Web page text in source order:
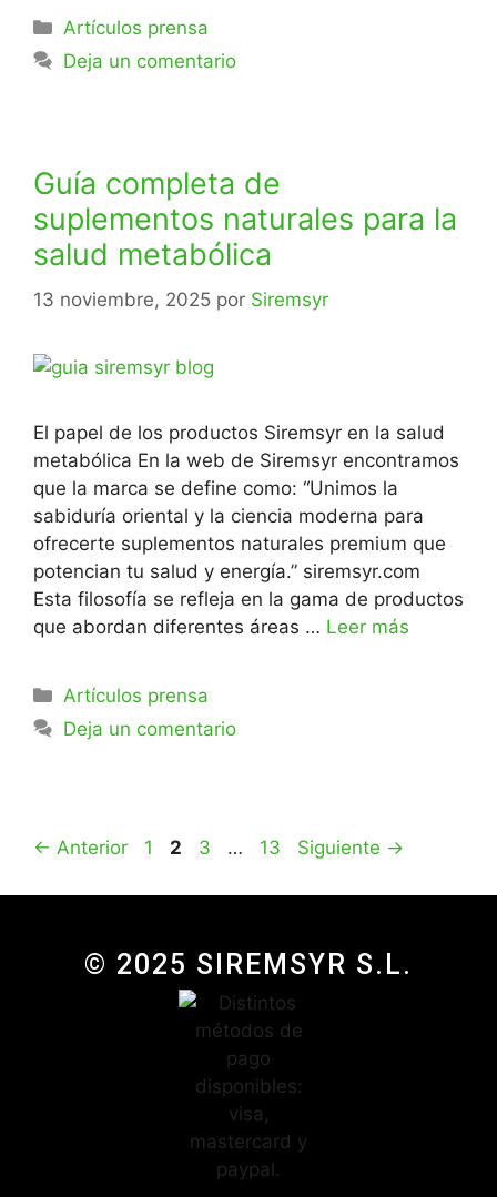
Artículos prensa
Deja un comentario
Guía completa de
suplementos naturales para la
salud metabólica
13 noviembre, 2025 por Siremsyr
El papel de los productos Siremsyr en la salud
metabólica En la web de Siremsyr encontramos
que la marca se define como: “Unimos la
sabiduría oriental y la ciencia moderna para
ofrecerte suplementos naturales premium que
potencian tu salud y energía.” siremsyr.com
Esta filosofía se refleja en la gama de productos
que abordan diferentes áreas … Leer más
Artículos prensa
Deja un comentario
← Anterior 1 2 3 … 13 Siguiente →
© 2025 SIREMSYR S.L.